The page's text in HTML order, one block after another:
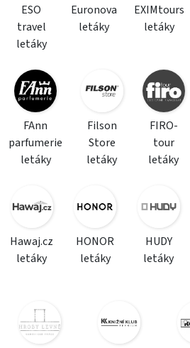
ESO
travel
letáky
Euronova
letáky
EXIMtours
letáky
FAnn
parfumerie
letáky
Filson
Store
letáky
FIRO-
tour
letáky
Hawaj.cz
letáky
HONOR
letáky
HUDY
letáky